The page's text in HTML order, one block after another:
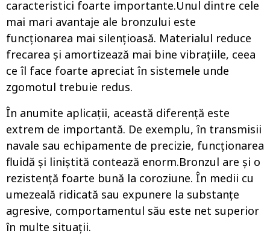
caracteristici foarte importante.Unul dintre cele
mai mari avantaje ale bronzului este
funcționarea mai silențioasă. Materialul reduce
frecarea și amortizează mai bine vibrațiile, ceea
ce îl face foarte apreciat în sistemele unde
zgomotul trebuie redus.
În anumite aplicații, această diferență este
extrem de importantă. De exemplu, în transmisii
navale sau echipamente de precizie, funcționarea
fluidă și liniștită contează enorm.Bronzul are și o
rezistență foarte bună la coroziune. În medii cu
umezeală ridicată sau expunere la substanțe
agresive, comportamentul său este net superior
în multe situații.